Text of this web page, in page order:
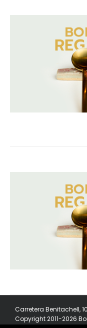
Carretera Benitachell,
Copyright 2011-2026